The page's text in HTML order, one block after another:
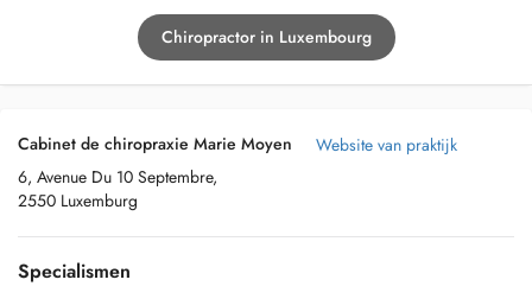
Chiropractor in Luxembourg
Cabinet de chiropraxie Marie Moyen
6, Avenue Du 10 Septembre,
2550 Luxemburg
Website van praktijk
Specialismen